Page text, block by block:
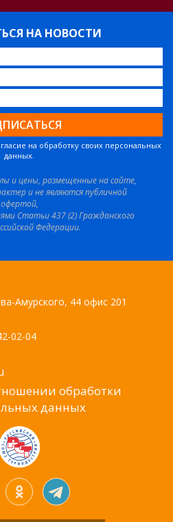
НА НОВОСТИ
на обработку своих персональных
данных.
и цены, размещенные на сайте,
и не являются публичной
офертой,
Статьи 437 (2) Гражданского
Федерации.
Амурского, 44 офис 201
02-04
обработки
данных